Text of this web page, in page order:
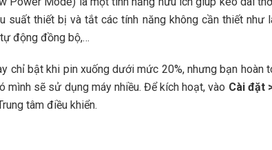
suất thiết bị và tắt các tính năng không cần thiết như
động đồng bộ,…
chỉ bật khi pin xuống dưới mức 20%, nhưng bạn hoàn
mình sẽ sử dụng máy nhiều. Để kích hoạt, vào Cài đặt
tâm điều khiển.